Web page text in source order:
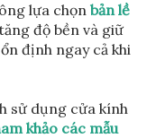
lựa chọn bản lề
độ bền và giữ
định ngay cả khi
sử dụng cửa kính
khảo các mẫu